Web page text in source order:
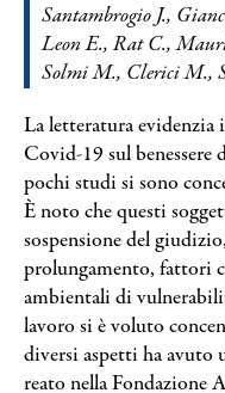
Chi siamo
Contatti
Search
Santambrogio J.,
Leon E., Rat C.,
Solmi M., Clerici M.,
La letteratura evidenzia
Covid-19 sul benessere
pochi studi si sono
È noto che questi
sospensione del
prolungamento, fattori
ambientali di
lavoro si è voluto
diversi aspetti ha
reato nella Fondazione